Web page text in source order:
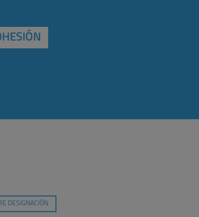
DESIGNACIÓN